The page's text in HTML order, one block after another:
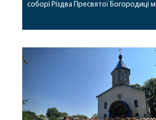
соборі Різдва Пресвятої Богородиці
Його Високопреосвященству
священному сані. Під час
особливі молитви за мир в Україні, за